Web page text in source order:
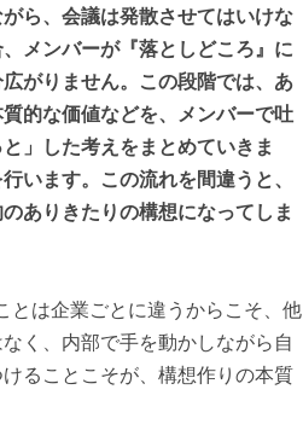
ら、会議は発散させてはいけな
メンバーが『落としどころ』に
がりません。この段階では、あ
的な価値などを、メンバーで吐
」した考えをまとめていきま
います。この流れを間違うと、
ありきたりの構想になってしま
とは企業ごとに違うからこそ、他
く、内部で手を動かしながら自
ることこそが、構想作りの本質